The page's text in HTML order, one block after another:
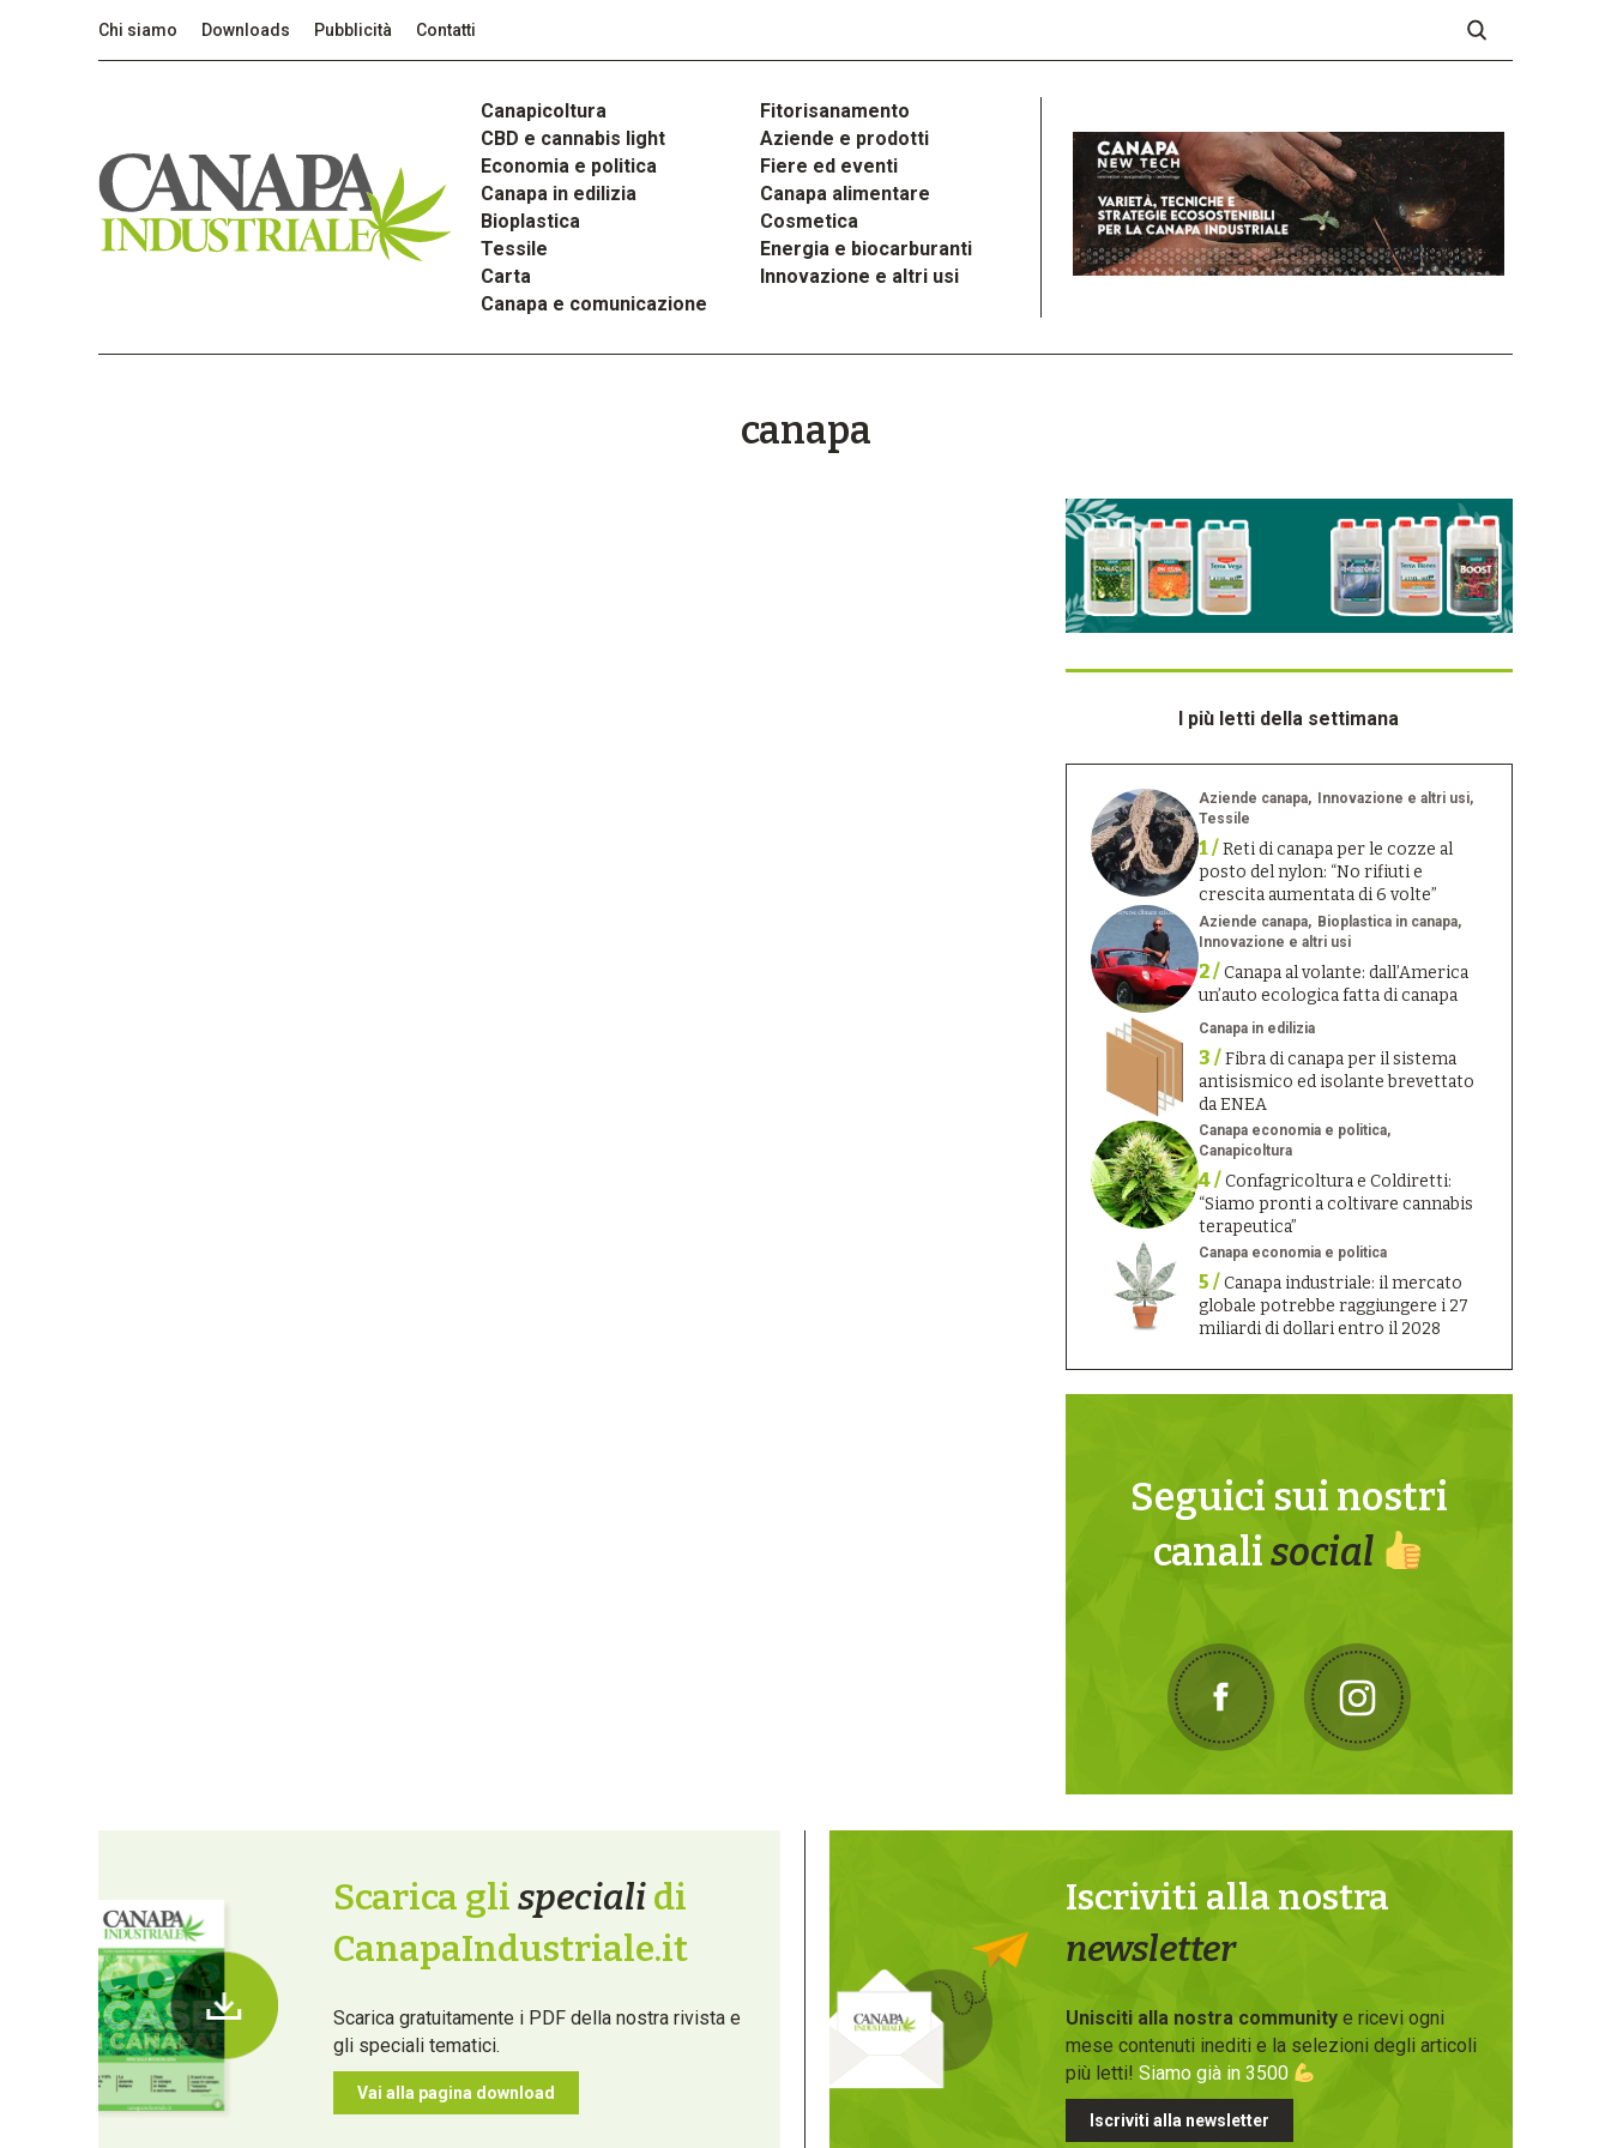
Chi siamo Downloads Pubblicità Contatti
Canapicoltura
Fitorisanamento
CBD e cannabis light
Aziende e prodotti
Economia e politica
Fiere ed eventi
Canapa in edilizia
Canapa alimentare
Bioplastica
Cosmetica
Tessile
Energia e biocarburanti
Carta
Innovazione e altri usi
Canapa e comunicazione
canapa
I più letti della settimana
Aziende canapa
Innovazione e altri usi
Tessile
1 /Reti di canapa per le cozze al
posto del nylon: “No rifiuti e
crescita aumentata di 6 volte”
Aziende canapa
Bioplastica in canapa
Innovazione e altri usi
2 /Canapa al volante: dall’America
un’auto ecologica fatta di canapa
Canapa in edilizia
3 /Fibra di canapa per il sistema
antisismico ed isolante brevettato
da ENEA
Canapa economia e politica
Canapicoltura
4 /Confagricoltura e Coldiretti:
“Siamo pronti a coltivare cannabis
terapeutica”
Canapa economia e politica
5 /Canapa industriale: il mercato
globale potrebbe raggiungere i 27
miliardi di dollari entro il 2028
Seguici sui nostri
canalisocial
Scarica glispecialidi
CanapaIndustriale.it
Scarica gratuitamente i PDF della nostra rivista e
gli speciali tematici.
Vai alla pagina download
Iscriviti alla nostra
newsletter
Unisciti alla nostra communitye ricevi ogni
mese contenuti inediti e la selezioni degli articoli
più letti! Siamo già in 3500
Iscriviti alla newsletter